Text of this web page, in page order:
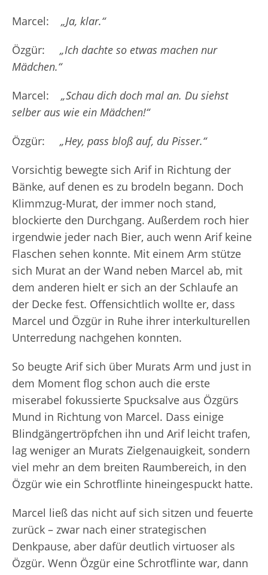
Marcel: „Ja, klar.“
Özgür: „Ich dachte so etwas machen nur
Mädchen.“
Marcel: „Schau dich doch mal an. Du siehst
selber aus wie ein Mädchen!“
Özgür: „Hey, pass bloß auf, du Pisser.“
Vorsichtig bewegte sich Arif in Richtung der
Bänke, auf denen es zu brodeln begann. Doch
Klimmzug-Murat, der immer noch stand,
blockierte den Durchgang. Außerdem roch hier
irgendwie jeder nach Bier, auch wenn Arif keine
Flaschen sehen konnte. Mit einem Arm stütze
sich Murat an der Wand neben Marcel ab, mit
dem anderen hielt er sich an der Schlaufe an
der Decke fest. Offensichtlich wollte er, dass
Marcel und Özgür in Ruhe ihrer interkulturellen
Unterredung nachgehen konnten.
So beugte Arif sich über Murats Arm und just in
dem Moment flog schon auch die erste
miserabel fokussierte Spucksalve aus Özgürs
Mund in Richtung von Marcel. Dass einige
Blindgängertröpfchen ihn und Arif leicht trafen,
lag weniger an Murats Zielgenauigkeit, sondern
viel mehr an dem breiten Raumbereich, in den
Özgür wie ein Schrotflinte hineingespuckt hatte.
Marcel ließ das nicht auf sich sitzen und feuerte
zurück – zwar nach einer strategischen
Denkpause, aber dafür deutlich virtuoser als
Özgür. Wenn Özgür eine Schrotflinte war, dann